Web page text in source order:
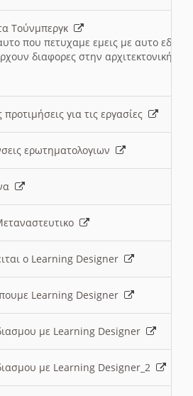
Τούνμπεργκ
που πετυχαμε εμεις με αυτο εδω
διαφορες στην αρχιτεκτονική
για τις εργασίες
ερωτηματολογιων
ο Learning Designer
Learning Designer
με Learning Designer
με Learning Designer_2